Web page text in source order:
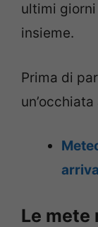
ultimi
insieme.
Prima di
Le mete